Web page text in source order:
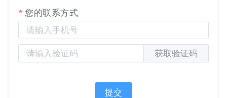
为真实呈现AI建站落地效果，小编采访了拍片
网、三亚老林带你出海旅行社等首批参与站点智
均为中小企业数字化提供参考：
您的联系方式
获取验证码
提交